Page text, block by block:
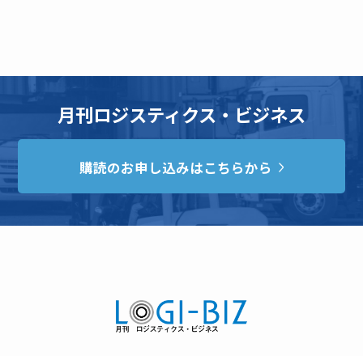
月刊ロジスティクス・ビジネス
購読のお申し込みはこちらから